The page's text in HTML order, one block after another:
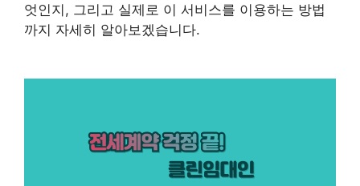
엇인지, 그리고 실제로 이 서비스를 이용하는 방법
까지 자세히 알아보겠습니다.